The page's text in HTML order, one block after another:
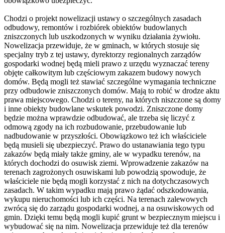
Chodzi o projekt nowelizacji ustawy o szczególnych zasadach
odbudowy, remontów i rozbiórek obiektów budowlanych
zniszczonych lub uszkodzonych w wyniku działania żywiołu.
Nowelizacja przewiduje, że w gminach, w których stosuje się
specjalny tryb z tej ustawy, dyrektorzy regionalnych zarządów
gospodarki wodnej będą mieli prawo z urzędu wyznaczać tereny
objęte całkowitym lub częściowym zakazem budowy nowych
domów. Będą mogli też stawiać szczególne wymagania techniczne
przy odbudowie zniszczonych domów. Mają to robić w drodze aktu
prawa miejscowego. Chodzi o tereny, na których niszczone są domy
i inne obiekty budowlane wskutek powodzi. Zniszczone domy
będzie można wprawdzie odbudować, ale trzeba się liczyć z
odmową zgody na ich rozbudowanie, przebudowanie lub
nadbudowanie w przyszłości. Obowiązkowo też ich właściciele
będą musieli się ubezpieczyć. Prawo do ustanawiania tego typu
zakazów będą miały także gminy, ale w wypadku terenów, na
których dochodzi do osuwisk ziemi. Wprowadzenie zakazów na
terenach zagrożonych osuwiskami lub powodzią spowoduje, że
właściciele nie będą mogli korzystać z nich na dotychczasowych
zasadach. W takim wypadku mają prawo żądać odszkodowania,
wykupu nieruchomości lub ich części. Na terenach zalewowych
zwrócą się do zarządu gospodarki wodnej, a na osuwiskowych od
gmin. Dzięki temu będą mogli kupić grunt w bezpiecznym miejscu i
wybudować się na nim. Nowelizacja przewiduje też dla terenów